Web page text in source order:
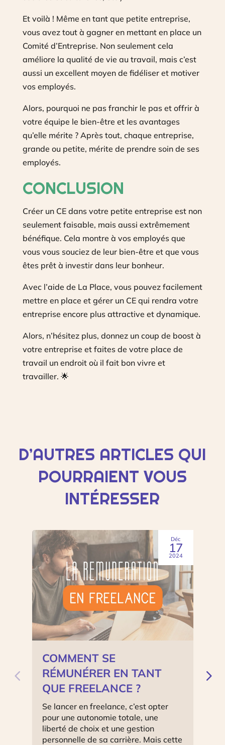
Et voilà ! Même en tant que petite entreprise,
vous avez tout à gagner en mettant en place un
Comité d’Entreprise. Non seulement cela
améliore la qualité de vie au travail, mais c’est
aussi un excellent moyen de fidéliser et motiver
vos employés.
Alors, pourquoi ne pas franchir le pas et offrir à
votre équipe le bien-être et les avantages
qu’elle mérite ? Après tout, chaque entreprise,
grande ou petite, mérite de prendre soin de ses
employés.
CONCLUSION
Créer un CE dans votre petite entreprise est non
seulement faisable, mais aussi extrêmement
bénéfique. Cela montre à vos employés que
vous vous souciez de leur bien-être et que vous
êtes prêt à investir dans leur bonheur.
Avec l’aide de La Place, vous pouvez facilement
mettre en place et gérer un CE qui rendra votre
entreprise encore plus attractive et dynamique.
Alors, n’hésitez plus, donnez un coup de boost à
votre entreprise et faites de votre place de
travail un endroit où il fait bon vivre et
travailler. 🌟
D’AUTRES ARTICLES QUI
POURRAIENT VOUS
INTÉRESSER
Déc
17
2024
COMMENT SE
RÉMUNÉRER EN TANT
QUE FREELANCE ?
Se lancer en freelance, c’est opter
pour une autonomie totale, une
liberté de choix et une gestion
personnelle de sa carrière. Mais cette